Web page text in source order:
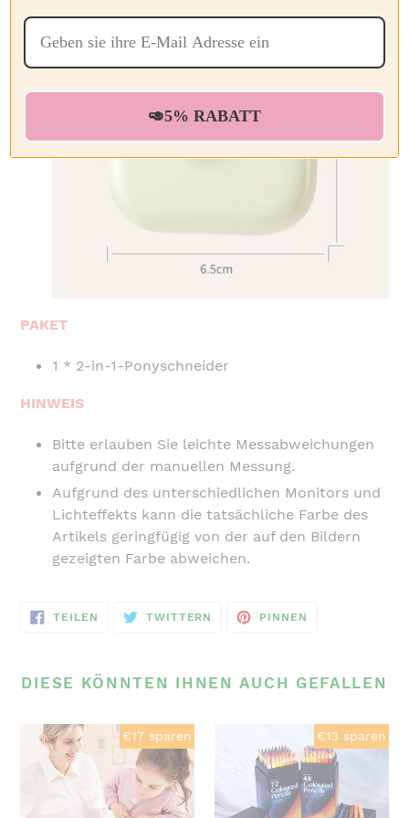
PAKET
1 * 2-in-1-Ponyschneider
HINWEIS
Bitte erlauben Sie leichte Messabweichungen
aufgrund der manuellen Messung.
Aufgrund des unterschiedlichen Monitors und
Lichteffekts kann die tatsächliche Farbe des
Artikels geringfügig von der auf den Bildern
gezeigten Farbe abweichen.
TEILEN
FACEBOOK
TWITTERN
TWITTER
PINNEN
DIESE KÖNNTEN IHNEN AUCH GEFALLEN
Multiplikationslehrmittel
frühkindliche
€17 sparen
Öliges
Buntstift-
Set-
€13 sparen
🥑5% RABATT